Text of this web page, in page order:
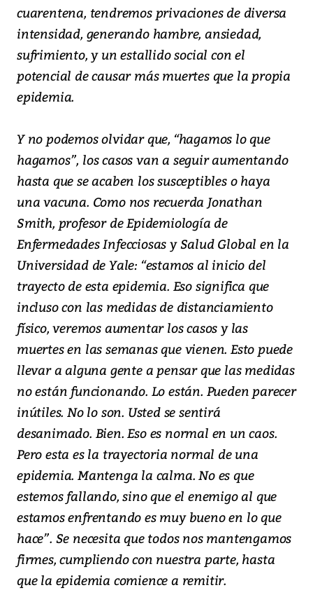
cuarentena, tendremos privaciones de diversa
intensidad, generando hambre, ansiedad,
sufrimiento, y un estallido social con el
potencial de causar más muertes que la propia
epidemia.
Y no podemos olvidar que, “hagamos lo que
hagamos”, los casos van a seguir aumentando
hasta que se acaben los susceptibles o haya
una vacuna. Como nos recuerda Jonathan
Smith, profesor de Epidemiología de
Enfermedades Infecciosas y Salud Global en la
Universidad de Yale: “estamos al inicio del
trayecto de esta epidemia. Eso significa que
incluso con las medidas de distanciamiento
físico, veremos aumentar los casos y las
muertes en las semanas que vienen. Esto puede
llevar a alguna gente a pensar que las medidas
no están funcionando. Lo están. Pueden parecer
inútiles. No lo son. Usted se sentirá
desanimado. Bien. Eso es normal en un caos.
Pero esta es la trayectoria normal de una
epidemia. Mantenga la calma. No es que
estemos fallando, sino que el enemigo al que
estamos enfrentando es muy bueno en lo que
hace”. Se necesita que todos nos mantengamos
firmes, cumpliendo con nuestra parte, hasta
que la epidemia comience a remitir.